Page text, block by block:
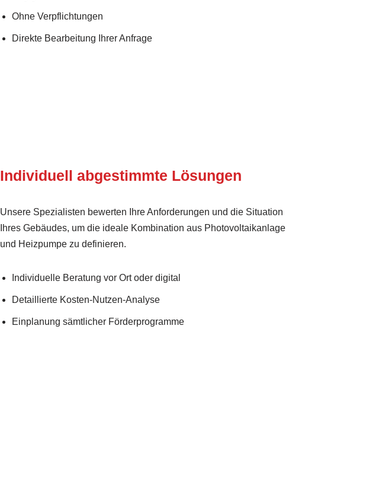
Ohne Verpflichtungen
Direkte Bearbeitung Ihrer Anfrage
Individuell abgestimmte Lösungen
Unsere Spezialisten bewerten Ihre Anforderungen und die Situation
Ihres Gebäudes, um die ideale Kombination aus Photovoltaikanlage
und Heizpumpe zu definieren.
Individuelle Beratung vor Ort oder digital
Detaillierte Kosten-Nutzen-Analyse
Einplanung sämtlicher Förderprogramme